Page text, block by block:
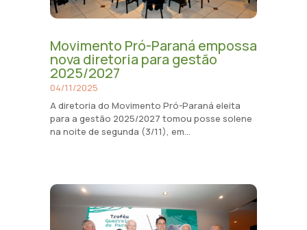
Movimento Pró-Paraná empossa
nova diretoria para gestão
2025/2027
04/11/2025
A diretoria do Movimento Pró-Paraná eleita
para a gestão 2025/2027 tomou posse solene
na noite de segunda (3/11), em...